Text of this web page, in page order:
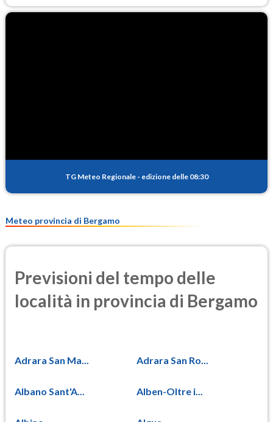
TG Meteo Regionale - edizione delle 08:30
Meteo provincia di Bergamo
Previsioni del tempo delle
località in provincia di Bergamo
Adrara San Ma... Adrara San Ro...
Albano Sant'A... Alben-Oltre i...